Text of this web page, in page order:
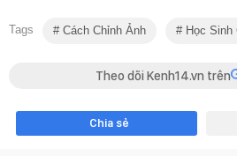
Tags Cách Chỉnh Ảnh Học Sinh
Theo dõi Kenh14.vn trên
Chia sẻ